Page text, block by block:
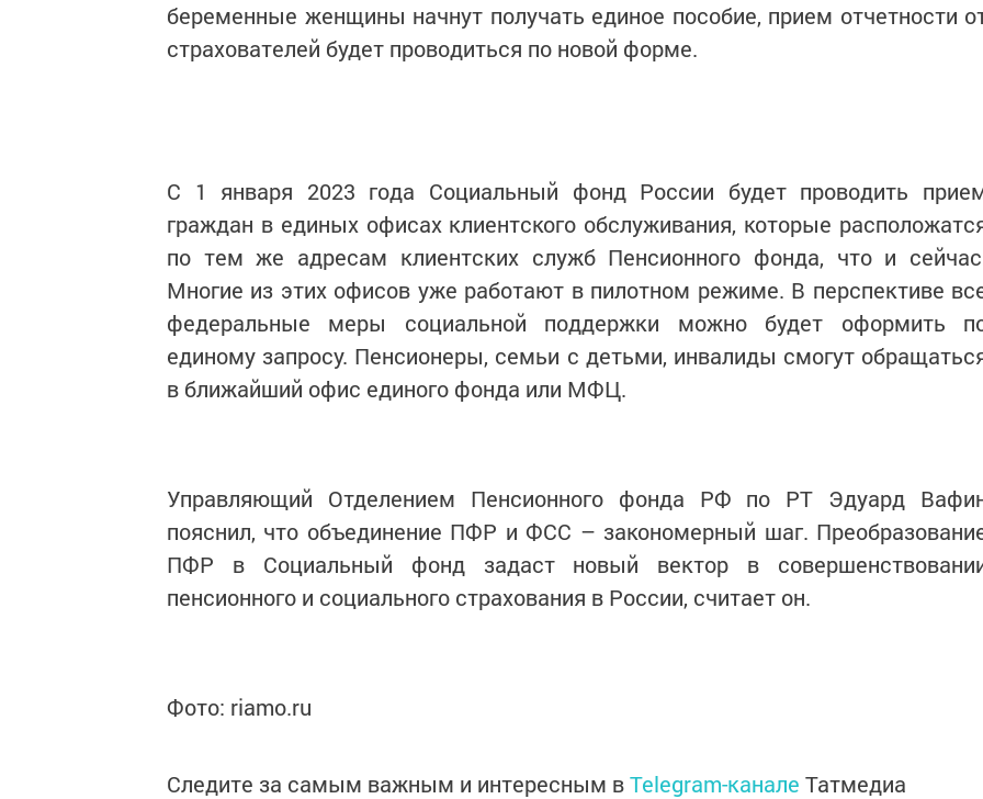
беременные женщины начнут получать единое пособие, прием отчетности
страхователей будет проводиться по новой форме.
С 1 января 2023 года Социальный фонд России будет проводить
граждан в единых офисах клиентского обслуживания, которые
по тем же адресам клиентских служб Пенсионного фонда, что и
Многие из этих офисов уже работают в пилотном режиме. В перспективе
федеральные меры социальной поддержки можно будет оформить
единому запросу. Пенсионеры, семьи с детьми, инвалиды смогут
в ближайший офис единого фонда или МФЦ.
Управляющий Отделением Пенсионного фонда РФ по РТ Эдуард
пояснил, что объединение ПФР и ФСС – закономерный шаг.
ПФР в Социальный фонд задаст новый вектор в
пенсионного и социального страхования в России, считает он.
Фото: riamo.ru
Следите за самым важным и интересным вTelegram-канале Татмедиа